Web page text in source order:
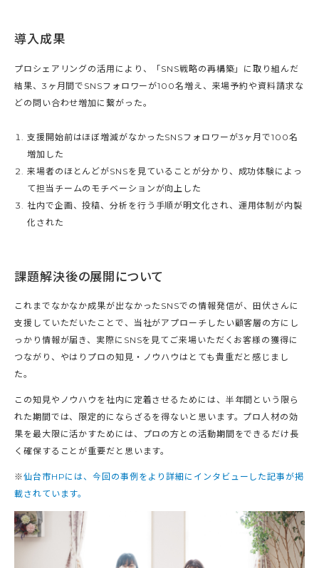
導入成果
プロシェアリングの活用により、「SNS戦略の再構築」に取り組んだ
結果、3ヶ月間でSNSフォロワーが100名増え、来場予約や資料請求な
どの問い合わせ増加に繋がった。
支援開始前はほぼ増減がなかったSNSフォロワーが3ヶ月で100名
増加した
来場者のほとんどがSNSを見ていることが分かり、成功体験によっ
て担当チームのモチベーションが向上した
社内で企画、投稿、分析を行う手順が明文化され、運用体制が内製
化された
課題解決後の展開について
これまでなかなか成果が出なかったSNSでの情報発信が、田伏さんに
支援していただいたことで、当社がアプローチしたい顧客層の方にし
っかり情報が届き、実際にSNSを見てご来場いただくお客様の獲得に
つながり、やはりプロの知見・ノウハウはとても貴重だと感じまし
た。
この知見やノウハウを社内に定着させるためには、半年間という限ら
れた期間では、限定的にならざるを得ないと思います。プロ人材の効
果を最大限に活かすためには、プロの方との活動期間をできるだけ長
く確保することが重要だと思います。
※仙台市HPには、今回の事例をより詳細にインタビューした記事が掲
載されています。